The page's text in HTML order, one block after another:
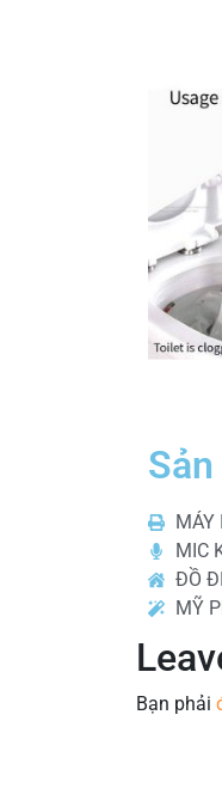
MÁY
MIC
ĐỒ
MỸ
Bạn phải